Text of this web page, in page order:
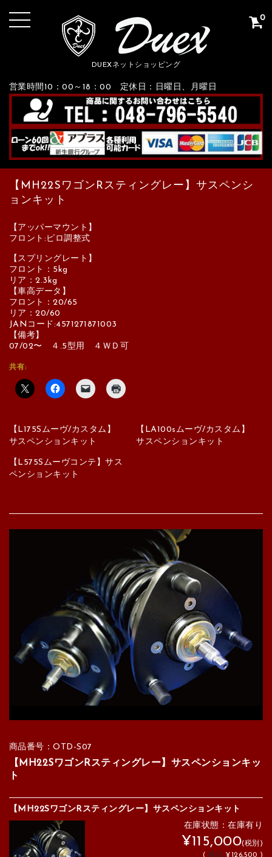
DUEXネットショッピング
営業時間10：00～18：00 定休日：日曜日、月曜日
0
【MH22SワゴンRスティングレー】サスペンシ
ョンキット
【アッパーマウント】
フロント:ピロ調整式
【スプリングレート】
フロント：5kg
リア：2.3kg
【車高データ】
フロント：20/65
リア：20/60
JANコード:4571271871003
【備考】
07/02〜 ４.5型⽤ ４ＷＤ可
共有:
【L175Sムーヴ/カスタム】
サスペンションキット
【LA100sムーヴ/カスタム】
サスペンションキット
【L575Sムーヴコンテ】サス
ペンションキット
商品番号：OTD-S07
【MH22SワゴンRスティングレー】サスペンションキッ
ト
【MH22SワゴンRスティングレー】サスペンションキット
在庫状態：在庫有り
¥115,000(税別)
(税込 ¥126,500 )